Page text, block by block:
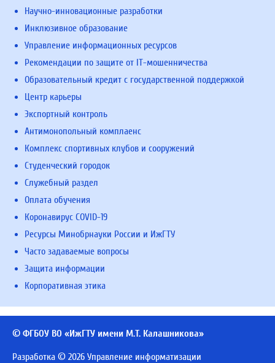
Научно-инновационные разработки
Инклюзивное образование
Управление информационных ресурсов
Рекомендации по защите от IT-мошенничества
Образовательный кредит с государственной поддержкой
Центр карьеры
Экспортный контроль
Антимонопольный комплаенс
Комплекс спортивных клубов и сооружений
Студенческий городок
Служебный раздел
Оплата обучения
Коронавирус COVID-19
Ресурсы Минобрнауки России и ИжГТУ
Часто задаваемые вопросы
Защита информации
Корпоративная этика
© ФГБОУ ВО «ИжГТУ имени М.Т. Калашникова»
Разработка © 2026 Управление информатизации